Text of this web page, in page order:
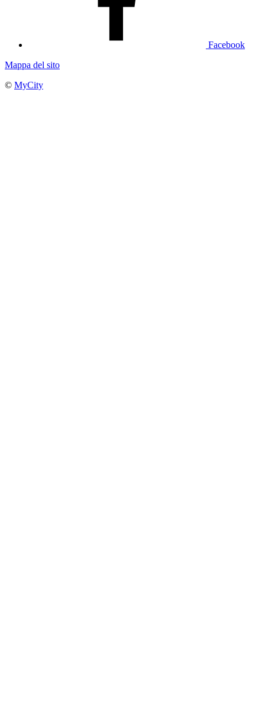
Facebook
Mappa del sito
© MyCity